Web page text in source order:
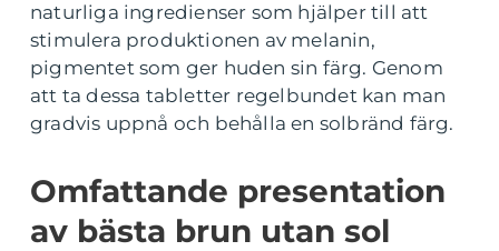
naturliga ingredienser som hjälper till att
stimulera produktionen av melanin,
pigmentet som ger huden sin färg. Genom
att ta dessa tabletter regelbundet kan man
gradvis uppnå och behålla en solbränd färg.
Omfattande presentation
av bästa brun utan sol